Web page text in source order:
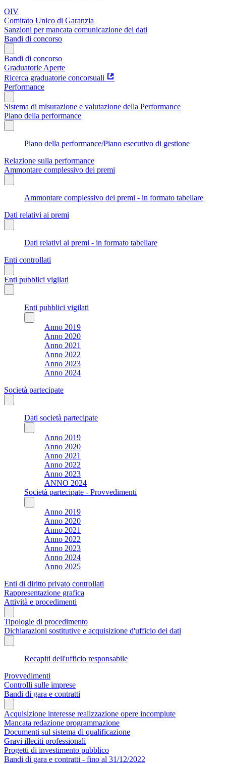
OIV
Comitato Unico di Garanzia
Sanzioni per mancata comunicazione dei dati
Bandi di concorso
Bandi di concorso
Graduatorie Aperte
Ricerca graduatorie concorsuali
Performance
Sistema di misurazione e valutazione della Performance
Piano della performance
Piano della performance/Piano esecutivo di gestione
Relazione sulla performance
Ammontare complessivo dei premi
Ammontare complessivo dei premi - in formato tabellare
Dati relativi ai premi
Dati relativi ai premi - in formato tabellare
Enti controllati
Enti pubblici vigilati
Enti pubblici vigilati
Anno 2019
Anno 2020
Anno 2021
Anno 2022
Anno 2023
Anno 2024
Società partecipate
Dati società partecipate
Anno 2019
Anno 2020
Anno 2021
Anno 2022
Anno 2023
ANNO 2024
Società partecipate - Provvedimenti
Anno 2019
Anno 2020
Anno 2021
Anno 2022
Anno 2023
Anno 2024
Anno 2025
Enti di diritto privato controllati
Rappresentazione grafica
Attività e procedimenti
Tipologie di procedimento
Dichiarazioni sostitutive e acquisizione d'ufficio dei dati
Recapiti dell'ufficio responsabile
Provvedimenti
Controlli sulle imprese
Bandi di gara e contratti
Acquisizione interesse realizzazione opere incompiute
Mancata redazione programmazione
Documenti sul sistema di qualificazione
Gravi illeciti professionali
Progetti di investimento pubblico
Bandi di gara e contratti - fino al 31/12/2022